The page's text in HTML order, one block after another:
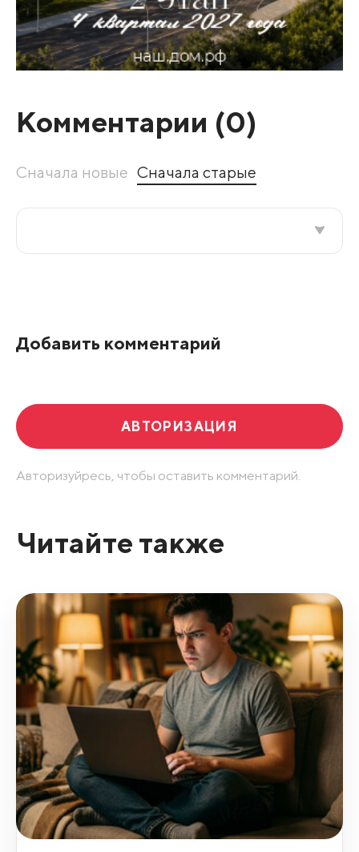
Комментарии (0)
Сначала новые Сначала старые
Добавить комментарий
АВТОРИЗАЦИЯ
Авторизуйресь, чтобы оставить комментарий.
Читайте также